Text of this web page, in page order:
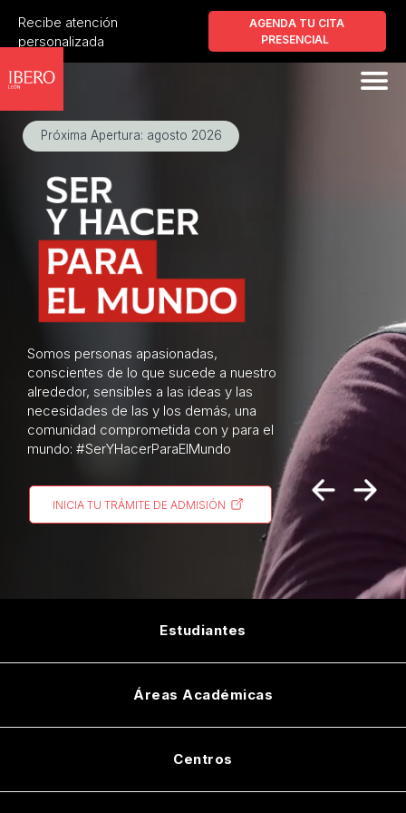
Universidad
Recibe atención
personalizada
AGENDA TU CITA
PRESENCIAL
Próxima Apertura: agosto 2026
Somos personas apasionadas,
conscientes de lo que sucede a nuestro
alrededor, sensibles a las ideas y las
necesidades de las y los demás, una
comunidad comprometida con y para el
mundo: #SerYHacerParaElMundo
INICIA TU TRÁMITE DE ADMISIÓN
Estudiantes
Asistencia y Servicios Digitales
Becas y Financiamiento
Inducción Universitaria
Áreas Académicas
Arquitectura y Diseño
Ciencias Económico Administrativas
Centros